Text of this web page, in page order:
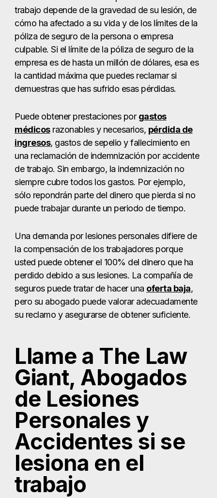
trabajo depende de la gravedad de su lesión, de
cómo ha afectado a su vida y de los límites de la
póliza de seguro de la persona o empresa
culpable. Si el límite de la póliza de seguro de la
empresa es de hasta un millón de dólares, esa es
la cantidad máxima que puedes reclamar si
demuestras que has sufrido esas pérdidas.
Puede obtener prestaciones por gastos
médicosrazonables y necesarios, pérdida de
ingresos, gastos de sepelio y fallecimiento en
una reclamación de indemnización por accidente
de trabajo. Sin embargo, la indemnización no
siempre cubre todos los gastos. Por ejemplo,
sólo repondrán parte del dinero que pierda si no
puede trabajar durante un periodo de tiempo.
Una demanda por lesiones personales difiere de
la compensación de los trabajadores porque
usted puede obtener el 100% del dinero que ha
perdido debido a sus lesiones. La compañía de
seguros puede tratar de hacer una oferta baja,
pero su abogado puede valorar adecuadamente
su reclamo y asegurarse de obtener suficiente.
Llame a The Law
Giant, Abogados
de Lesiones
Personales y
Accidentes si se
lesiona en el
trabajo